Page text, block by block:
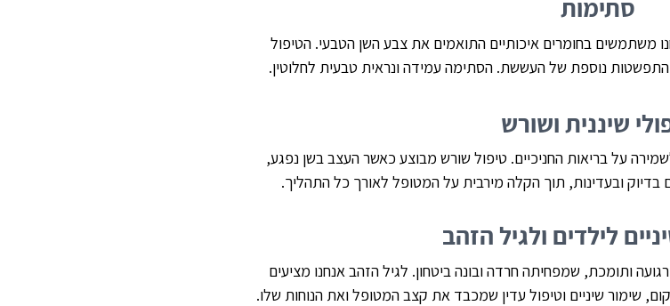
סתימות
משתמשים בחומרים איכותיים התואמים את צבע השן הטבעי. הטיפול
נוספת של העששת. הסתימה עמידה ונראית טבעית לחלוטין.
שיננית ושורש
על בריאות החניכיים. טיפול שורש מבוצע כאשר העצב בשן נפגע,
בדיוק ובעדינות, תוך הקלה מירבית על המטופל לאורך כל התהליך.
לילדים ולגיל הזהב
ותומכת, שמפחיתה חרדה ובונה ביטחון. לגיל הזהב אנחנו מציעים
שימור שיניים וטיפול עדין שמכבד את קצב המטופל ואת הנוחות שלו.